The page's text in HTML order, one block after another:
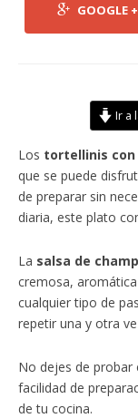
GOOGLE +
Ir a
Los tortellinis con
que se puede
de preparar sin
diaria, este plato
La salsa de
cremosa,
cualquier tipo de
repetir una y otra
No dejes de probar
facilidad de
de tu cocina.